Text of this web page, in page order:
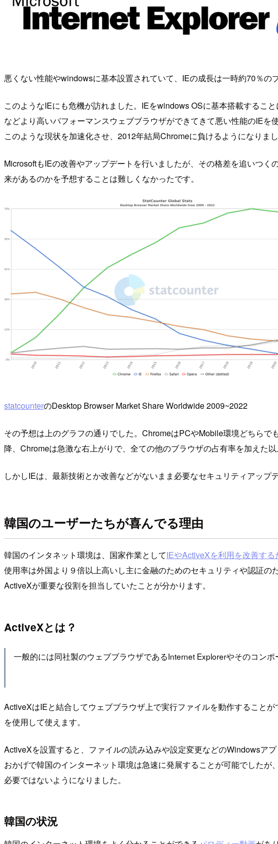
悪くない性能やwindowsに基本設置されていて、IEの成長は一時約70％の
このようなIEにも危機が訪れました。IEをwindows OSに基本搭載するこ
などより高いパフォーマンスウェブブラウザができてきて悪い性能のIE
このような現状を加速化させ、2012年結局Chromeに負けるようになりまし
MicrosoftもIEの改善やアップデートを行いましたが、その格差を追いつく
来があるのかを予想することは難しくなかったです。
statcounterのDesktop Browser Market Share Worldwide 2009~2022
その予想は上のグラフの通りでした。ChromeはPCやMobile環境どちら
降、Chromeは急激な右上がりで、全ての他のブラウザの占有率を加えた以
しかしIEは、最新技術とか改善などがないまま必要なセキュリティアッ
韓国のユーザーたちが喜んでる理由
韓国のインタネット環境は、国家作業としてIEやActiveXを利用を改善す
使用率は外国より９倍以上高いし主に金融のためのセキュリティや認証
ActiveXが重要な役割を担当していたことが分かります。
ActiveXとは？
一般的には同社製のウェブブラウザであるInternet Explorerやそのコン
ActiveXはIEと結合してウェブブラウザ上で実行ファイルを動作すること
を使用して使えます。
ActiveXを設置すると、ファイルの読み込みや設定変更などのWindowsア
おかげで韓国のインターネット環境は急速に発展することが可能でした
必要ではないようになりました。
韓国の状況